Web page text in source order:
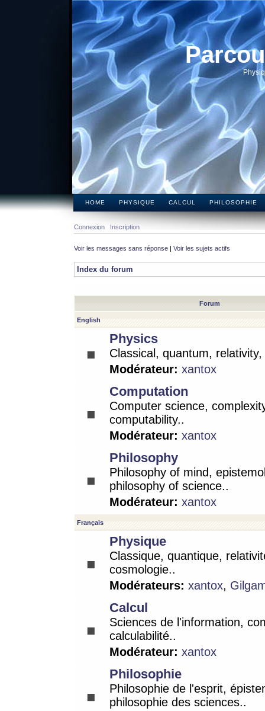
HOME PHYSIQUE CALCUL PHILOSOPHIE
Connexion Inscription
Voir les messages sans réponse | Voir les sujets actifs
Index du forum
Forum
English
Physics
Classical, quantum,
Modérateur: xantox
Computation
Computer science,
computability..
Modérateur: xantox
Philosophy
Philosophy of mind,
philosophy of science..
Modérateur: xantox
Français
Physique
Classique, quantique,
cosmologie..
Modérateurs: xantox,
Calcul
Sciences de l'information,
calculabilité..
Modérateur: xantox
Philosophie
Philosophie de l'esprit,
philosophie des sciences..